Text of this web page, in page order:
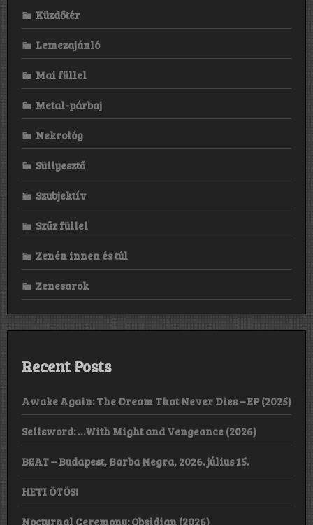
Küzdőtér
Lemezajánló
Mai füllel
Metal-párbaj
Nekrológ
Süllyesztő
Szubjektív
Szűz füllel
Zenén innen és túl
Zenesarok
Recent Posts
Awake Again: The Dream That Never Dies – EP (2025)
Sellsword: …With Might and Vengeance (2026)
BEAT – Budapest, Barba Negra, 2026. július 15.
HETI ÖTÖS!
Nocturnal Ceremony: Obsidian (2026)